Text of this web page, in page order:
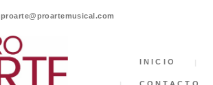
proarte@proartemusical.com
INICIO